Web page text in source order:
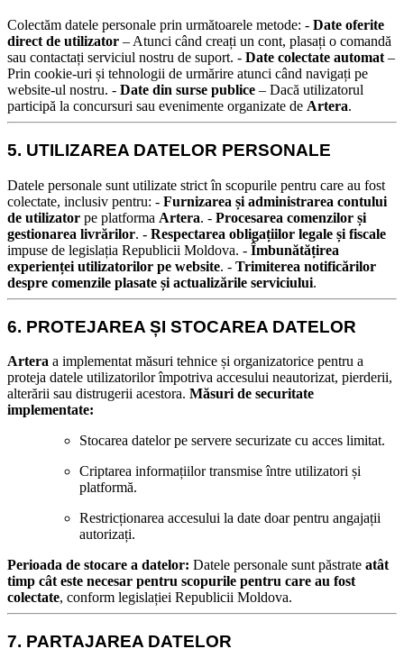
Colectăm datele personale prin următoarele metode: - Date oferite
direct de utilizator – Atunci când creați un cont, plasați o comandă
sau contactați serviciul nostru de suport. - Date colectate automat–
Prin cookie-uri și tehnologii de urmărire atunci când navigați pe
website-ul nostru. - Date din surse publice – Dacă utilizatorul
participă la concursuri sau evenimente organizate de Artera.
5. UTILIZAREA DATELOR PERSONALE
Datele personale sunt utilizate strict în scopurile pentru care au fost
colectate, inclusiv pentru: - Furnizarea și administrarea contului
de utilizator pe platforma Artera. - Procesarea comenzilor și
gestionarea livrărilor. - Respectarea obligațiilor legale și fiscale
impuse de legislația Republicii Moldova. - Îmbunătățirea
experienței utilizatorilor pe website. - Trimiterea notificărilor
despre comenzile plasate și actualizările serviciului.
6. PROTEJAREA ȘI STOCAREA DATELOR
Artera a implementat măsuri tehnice și organizatorice pentru a
proteja datele utilizatorilor împotriva accesului neautorizat, pierderii,
alterării sau distrugerii acestora. Măsuri de securitate
implementate:
Stocarea datelor pe servere securizate cu acces limitat.
Criptarea informațiilor transmise între utilizatori și
platformă.
Restricționarea accesului la date doar pentru angajații
autorizați.
Perioada de stocare a datelor: Datele personale sunt păstrate atât
timp cât este necesar pentru scopurile pentru care au fost
colectate, conform legislației Republicii Moldova.
7. PARTAJAREA DATELOR